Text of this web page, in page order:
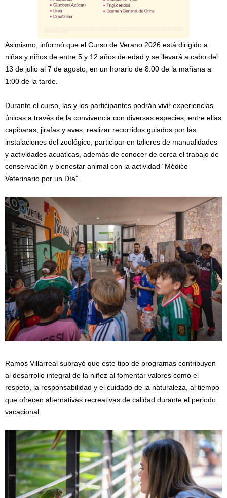
Asimismo, informó que el Curso de Verano 2026 está dirigido a
niñas y niños de entre 5 y 12 años de edad y se llevará a cabo del
13 de julio al 7 de agosto, en un horario de 8:00 de la mañana a
1:00 de la tarde.
Durante el curso, las y los participantes podrán vivir experiencias
únicas a través de la convivencia con diversas especies, entre ellas
capibaras, jirafas y aves; realizar recorridos guiados por las
instalaciones del zoológico; participar en talleres de manualidades
y actividades acuáticas, además de conocer de cerca el trabajo de
conservación y bienestar animal con la actividad “Médico
Veterinario por un Día”.
Ramos Villarreal subrayó que este tipo de programas contribuyen
al desarrollo integral de la niñez al fomentar valores como el
respeto, la responsabilidad y el cuidado de la naturaleza, al tiempo
que ofrecen alternativas recreativas de calidad durante el periodo
vacacional.